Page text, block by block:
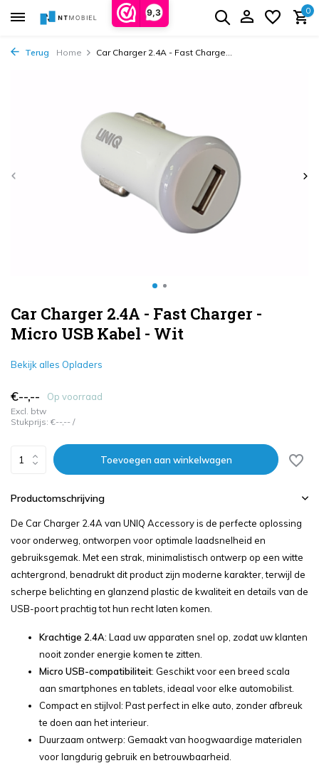
9,3 0
Terug Home Car Charger 2.4A - Fast Charge...
Car Charger 2.4A - Fast Charger -
Micro USB Kabel - Wit
Bekijk alles Opladers
€--,-- Op voorraad
Excl. btw
Stukprijs: €--,-- /
Toevoegen aan winkelwagen
Productomschrijving
De Car Charger 2.4A van UNIQ Accessory is de perfecte oplossing
voor onderweg, ontworpen voor optimale laadsnelheid en
gebruiksgemak. Met een strak, minimalistisch ontwerp op een witte
achtergrond, benadrukt dit product zijn moderne karakter, terwijl de
scherpe belichting en glanzend plastic de kwaliteit en details van de
USB-poort prachtig tot hun recht laten komen.
Krachtige 2.4A: Laad uw apparaten snel op, zodat uw klanten
nooit zonder energie komen te zitten.
Micro USB-compatibiliteit: Geschikt voor een breed scala
aan smartphones en tablets, ideaal voor elke automobilist.
Compact en stijlvol: Past perfect in elke auto, zonder afbreuk
te doen aan het interieur.
Duurzaam ontwerp: Gemaakt van hoogwaardige materialen
voor langdurig gebruik en betrouwbaarheid.